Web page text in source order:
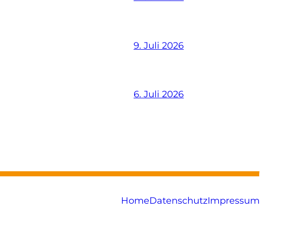
9. Juli 2026
6. Juli 2026
HomeDatenschutzImpressum